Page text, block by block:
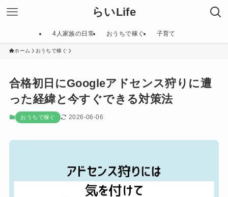
らいLife
4人家族の日常 おうちで稼ぐ 子育て
ホーム おうちで稼ぐ
合格初日にGoogleアドセンス狩りに遭
った経緯と今すぐできる対策法
おうちで稼ぐ 2026-06-06